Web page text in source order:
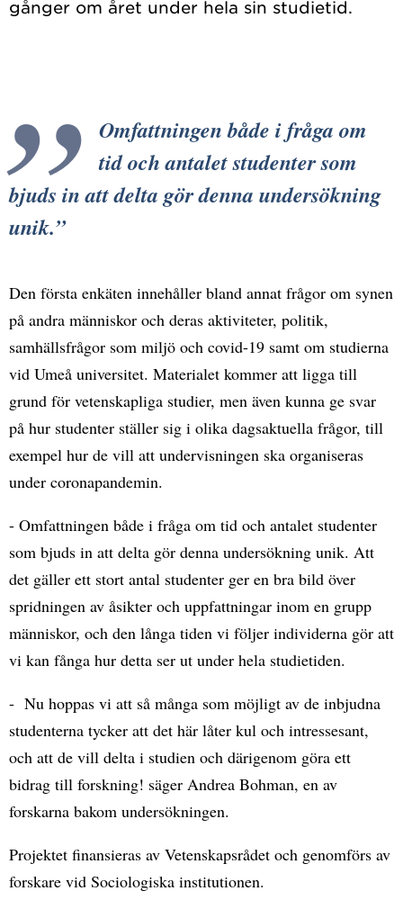
Omfattningen både i fråga om
tid och antalet studenter som
bjuds in att delta gör denna undersökning
unik.
Den första enkäten innehåller bland annat frågor om synen
på andra människor och deras aktiviteter, politik,
samhällsfrågor som miljö och covid-19 samt om studierna
vid Umeå universitet. Materialet kommer att ligga till
grund för vetenskapliga studier, men även kunna ge svar
på hur studenter ställer sig i olika dagsaktuella frågor, till
exempel hur de vill att undervisningen ska organiseras
under coronapandemin.
- Omfattningen både i fråga om tid och antalet studenter
som bjuds in att delta gör denna undersökning unik. Att
det gäller ett stort antal studenter ger en bra bild över
spridningen av åsikter och uppfattningar inom en grupp
människor, och den långa tiden vi följer individerna gör att
vi kan fånga hur detta ser ut under hela studietiden.
- Nu hoppas vi att så många som möjligt av de inbjudna
studenterna tycker att det här låter kul och intressesant,
och att de vill delta i studien och därigenom göra ett
bidrag till forskning! säger Andrea Bohman, en av
forskarna bakom undersökningen.
Projektet finansieras av Vetenskapsrådet och genomförs av
forskare vid Sociologiska institutionen.